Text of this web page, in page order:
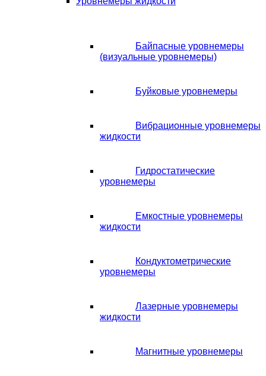
Байпасные уровнемеры
(визуальные уровнемеры)
Буйковые уровнемеры
Вибрационные уровнемеры
жидкости
Гидростатические
уровнемеры
Емкостные уровнемеры
жидкости
Кондуктометрические
уровнемеры
Лазерные уровнемеры
жидкости
Магнитные уровнемеры